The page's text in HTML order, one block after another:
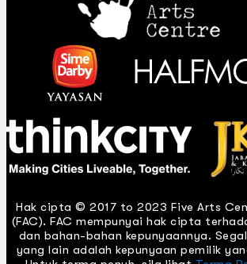
Hak cipta © 2017 to 2023 Five Arts
(FAC). FAC mempunyai hak cipta
dan bahan-bahan kepunyaannya.
yang lain adalah kepunyaan pemilik